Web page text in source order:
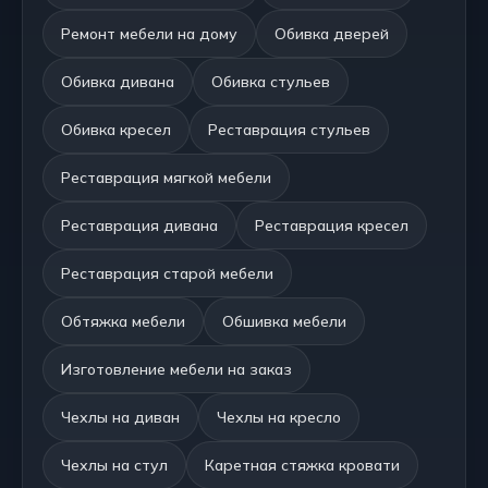
Ремонт мебели на дому Обивка дверей
Обивка дивана Обивка стульев
Обивка кресел Реставрация стульев
Реставрация мягкой мебели
Реставрация дивана Реставрация кресел
Реставрация старой мебели
Обтяжка мебели Обшивка мебели
Изготовление мебели на заказ
Чехлы на диван Чехлы на кресло
Чехлы на стул Каретная стяжка кровати